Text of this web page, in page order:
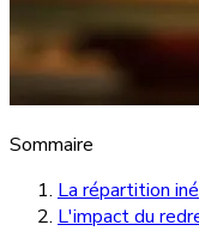
Sommaire
La répartition
L'impact du